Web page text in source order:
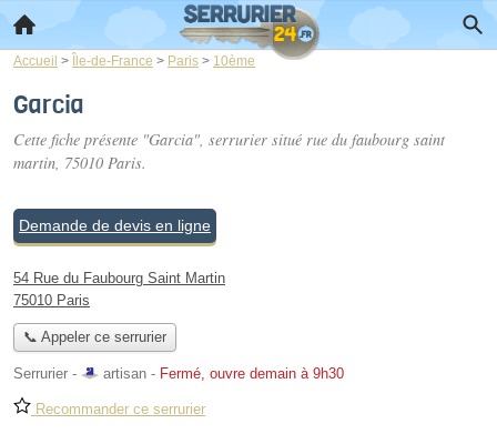
Accueil > Île-de-France > Paris > 10ème
Garcia
Cette fiche présente "Garcia", serrurier situé rue du faubourg saint
martin, 75010 Paris.
Demande de devis en ligne
54 Rue du Faubourg Saint Martin
75010 Paris
📞 Appeler ce serrurier
Serrurier - artisan - Fermé, ouvre demain à 9h30
Recommander ce serrurier